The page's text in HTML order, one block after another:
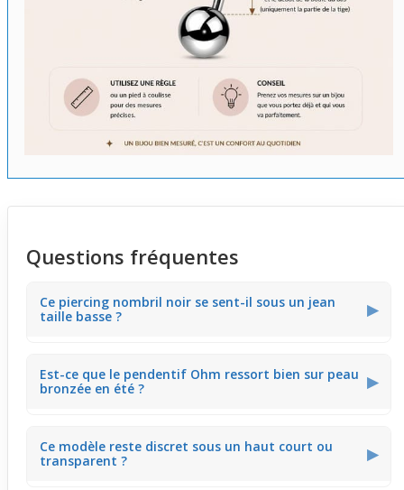
Questions fréquentes
Ce piercing nombril noir se sent-il sous un jean
taille basse ?
▶
vêtements près de la taille, notamment sous un jean
taille basse. Son design discret limite cette sensation,
Est-ce que le pendentif Ohm ressort bien sur peau
bronzée en été ?
▶
une peau bronzée, faisant ressortir le pendentif Ohm
avec subtilité. Ce rendu met en valeur le ventre lors des
Ce modèle reste discret sous un haut court ou
transparent ?
▶